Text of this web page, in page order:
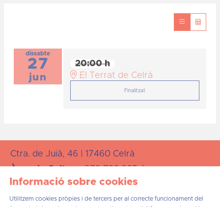
dissabte
27
jun
20:00 h
El Terrat de Celrà
Finalitzat
Ctra. de Juià, 46 | 17460 Celrà
Àrea deCultura:872 723 265 /
cultura@celra.cat
Informació sobre cookies
Utilitzem cookies pròpies i de tercers per al correcte funcionament del